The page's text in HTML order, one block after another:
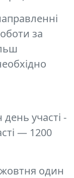
за
участі -
— 1200
один